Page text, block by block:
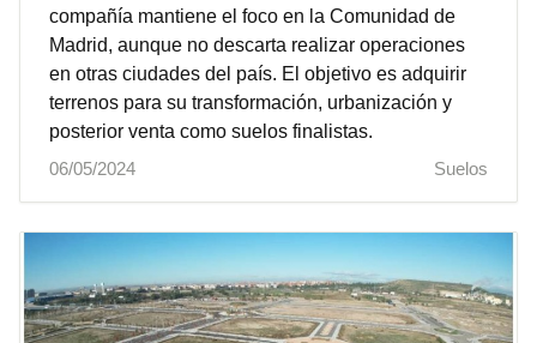
compañía mantiene el foco en la Comunidad de
Madrid, aunque no descarta realizar operaciones
en otras ciudades del país. El objetivo es adquirir
terrenos para su transformación, urbanización y
posterior venta como suelos finalistas.
06/05/2024
Suelos